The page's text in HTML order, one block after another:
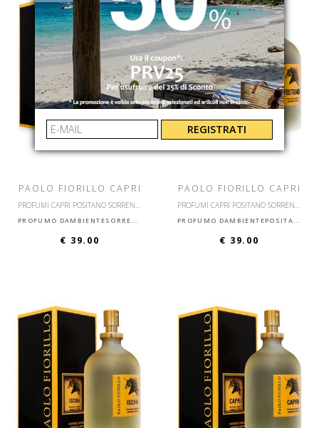
PAOLO FIORILLO CAPRI
PROFUMI CAPRI POSITANO SORRENTO ISCHIA ANACAPRI VESUVIUM
PROFUMO DAMBIENTESORRENTO
€ 39.00
PAOLO FIORILLO CAPRI
PROFUMI CAPRI POSITANO SORRENTO ISCHIA ANACAPRI VESUVIUM
PROFUMO DAMBIENTEPOSITANO
€ 39.00
REGISTRATI